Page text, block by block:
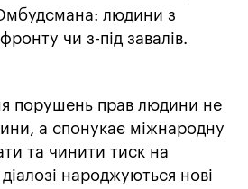
людини з
чи з-під завалів.
порушень прав людини не
а спонукає міжнародну
та чинити тиск на
народжуються нові